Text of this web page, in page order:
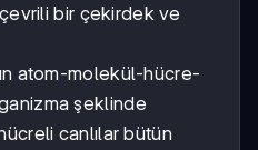
bir çekirdek ve
atom-molekül-hücre-
şeklinde
canlılar bütün